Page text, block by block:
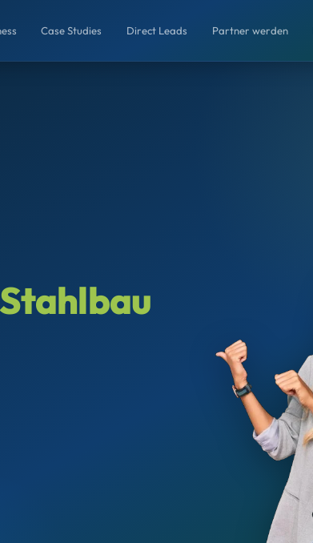
Case Studies Direct Leads Partner werden